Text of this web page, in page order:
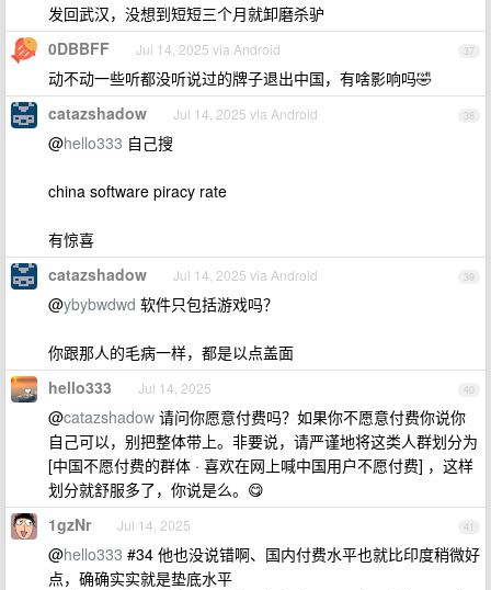
发回武汉，没想到短短三个月就卸磨杀驴
37
0DBBFF Jul 14, 2025 via Android
动不动一些听都没听说过的牌子退出中国，有啥影响吗🤣
38
catazshadow Jul 14, 2025 via Android
@hello333 自己搜
china software piracy rate
有惊喜
39
catazshadow Jul 14, 2025 via Android
@ybybwdwd 软件只包括游戏吗？
你跟那人的毛病一样，都是以点盖面
40
hello333 Jul 14, 2025
@catazshadow 请问你愿意付费吗？如果你不愿意付费你说你
自己可以，别把整体带上。非要说，请严谨地将这类人群划分为
[中国不愿付费的群体 · 喜欢在网上喊中国用户不愿付费] ，这样
划分就舒服多了，你说是么。😋
41
1gzNr Jul 14, 2025
@hello333 #34 他也没说错啊、国内付费水平也就比印度稍微好
点，确确实实就是垫底水平